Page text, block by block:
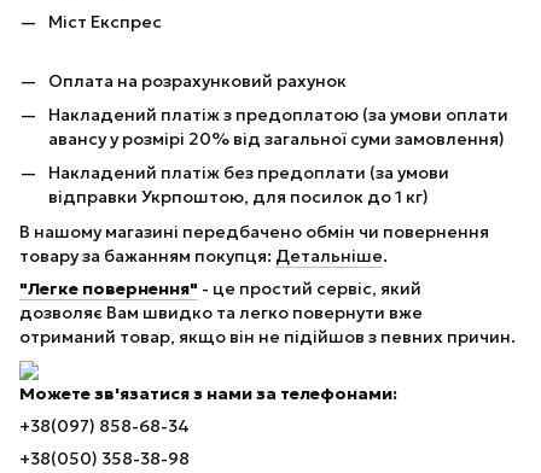
Міст Експрес
Оплата на розрахунковий рахунок
Накладений платіж з предоплатою (за умови оплати
авансу у розмірі 20% від загальної суми замовлення)
Накладений платіж без предоплати (за умови
відправки Укрпоштою, для посилок до 1 кг)
В нашому магазині передбачено обмін чи повернення
товару за бажанням покупця: Детальніше.
"Легке повернення" - це простий сервіс, який
дозволяє Вам швидко та легко повернути вже
отриманий товар, якщо він не підійшов з певних причин.
Можете зв'язатися з нами за телефонами:
+38(097) 858-68-34
+38(050) 358-38-98